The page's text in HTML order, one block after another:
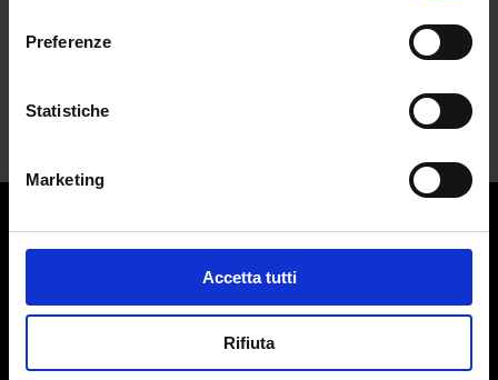
Preferenze
Statistiche
Marketing
Accetta tutti
Rifiuta
Logo ADLMag è stato realizzato dall’ Art Director Patrizio